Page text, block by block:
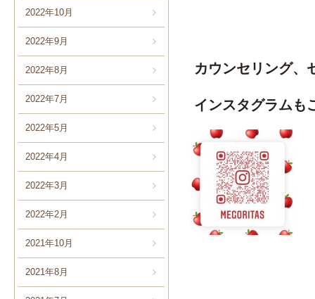
2022年10月
2022年9月
2022年8月
2022年7月
2022年5月
2022年4月
2022年3月
2022年2月
2021年10月
2021年8月
カウンセリング、
インスタグラムも